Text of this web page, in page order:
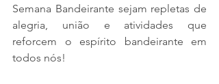
Semana Bandeirante sejam repletas de
alegria, união e atividades que
reforcem o espírito bandeirante em
todos nós!